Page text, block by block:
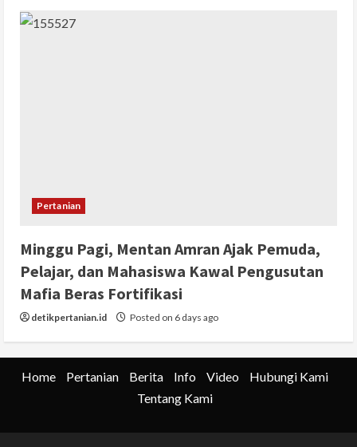
Pertanian
Minggu Pagi, Mentan Amran Ajak Pemuda,
Pelajar, dan Mahasiswa Kawal Pengusutan
Mafia Beras Fortifikasi
detikpertanian.id Posted on 6 days ago
Home Pertanian Berita Info Video
Hubungi Kami
Tentang Kami